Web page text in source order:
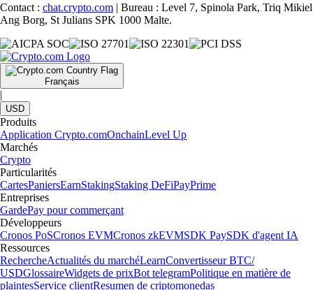
Contact : chat.crypto.com | Bureau : Level 7, Spinola Park, Triq Mikiel
Ang Borg, St Julians SPK 1000 Malte.
Français
|
USD
Produits
Application Crypto.comOnchainLevel Up
Marchés
Crypto
Particularités
CartesPaniersEarnStakingStaking DeFiPayPrime
Entreprises
GardePay pour commerçant
Développeurs
Cronos PoSCronos EVMCronos zkEVMSDK PaySDK d'agent IA
Ressources
RechercheActualités du marchéLearnConvertisseur BTC/
USDGlossaireWidgets de prixBot telegramPolitique en matière de
plaintesService clientResumen de criptomonedas